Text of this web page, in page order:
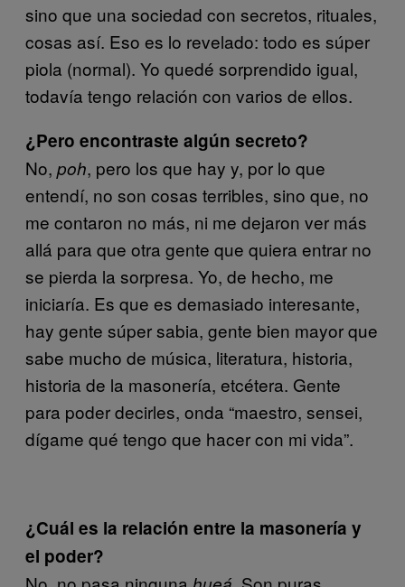
sino que una sociedad con secretos, rituales,
cosas así. Eso es lo revelado: todo es súper
piola (normal). Yo quedé sorprendido igual,
todavía tengo relación con varios de ellos.
¿Pero encontraste algún secreto?
No, poh, pero los que hay y, por lo que
entendí, no son cosas terribles, sino que, no
me contaron no más, ni me dejaron ver más
allá para que otra gente que quiera entrar no
se pierda la sorpresa. Yo, de hecho, me
iniciaría. Es que es demasiado interesante,
hay gente súper sabia, gente bien mayor que
sabe mucho de música, literatura, historia,
historia de la masonería, etcétera. Gente
para poder decirles, onda “maestro, sensei,
dígame qué tengo que hacer con mi vida”.
¿Cuál es la relación entre la masonería y
el poder?